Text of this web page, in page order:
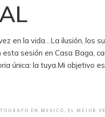
en la vida…La ilusión, los
esta sesión en Casa Baga,
única: la tuya.Mi objetivo
EN MEXICO, EL MEJOR